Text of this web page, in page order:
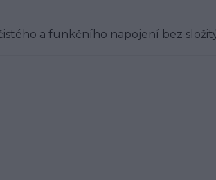
a funkčního napojení bez